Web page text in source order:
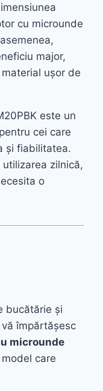
cu microunde
major,
ușor de
este un
cei care
și fiabilitatea.
zilnică,
o
bucătărie și
împărtășesc
microunde
care